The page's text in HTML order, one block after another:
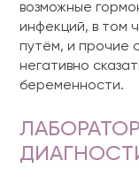
возможные
инфекций, в том
путём, и прочие
негативно
беременности.